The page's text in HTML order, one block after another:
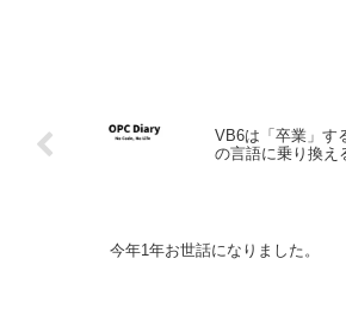
VB6は「卒業」す
の言語に乗り換え
今年1年お世話になりました。